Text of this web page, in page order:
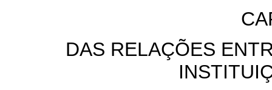
DAS RELAÇÕES